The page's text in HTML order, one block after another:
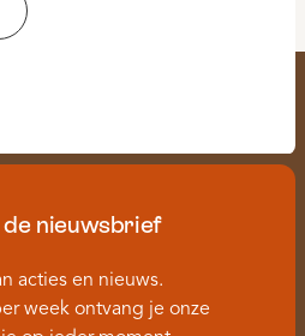
nieuwsbrief
acties en nieuws.
week ontvang je onze